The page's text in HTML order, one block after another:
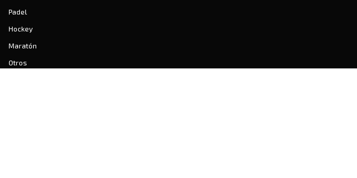
Padel
Hockey
Maratón
Otros